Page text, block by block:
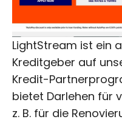
LightStream ist ein
Kreditgeber auf
Kredit-
bietet Darlehen für
z. B. für die